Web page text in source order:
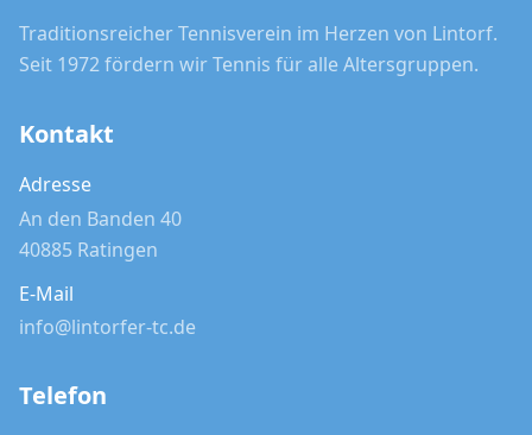
Traditionsreicher Tennisverein im Herzen von Lintorf.
Seit 1972 fördern wir Tennis für alle Altersgruppen.
Kontakt
Adresse
An den Banden 40
40885 Ratingen
E-Mail
info@lintorfer-tc.de
Telefon